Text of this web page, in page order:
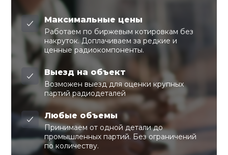
Максимальные цены
Работаем по биржевым котировкам без
накруток. Доплачиваем за редкие и
ценные радиокомпоненты.
Выезд на объект
Возможен выезд для оценки крупных
партий радиодеталей
Любые объемы
Принимаем от одной детали до
промышленных партий. Без ограничений
по количеству.